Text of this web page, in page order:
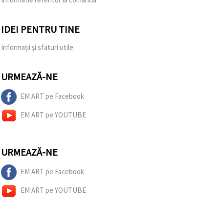
IDEI PENTRU TINE
Informații și sfaturi utile
URMEAZĂ-NE
EM ART pe Facebook
EM ART pe YOUTUBE
URMEAZĂ-NE
EM ART pe Facebook
EM ART pe YOUTUBE